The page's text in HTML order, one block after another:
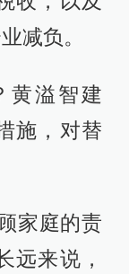
减负。
黄溢智建
施，对替
家庭的责
远来说，